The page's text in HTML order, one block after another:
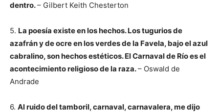
dentro.– Gilbert Keith Chesterton
5. La poesía existe en los hechos. Los tugurios de
azafrán y de ocre en los verdes de la Favela, bajo el azul
cabralino, son hechos estéticos. El Carnaval de Río es el
acontecimiento religioso de la raza.– Oswald de
Andrade
6. Al ruido del tamboril, carnaval, carnavalera, me dijo